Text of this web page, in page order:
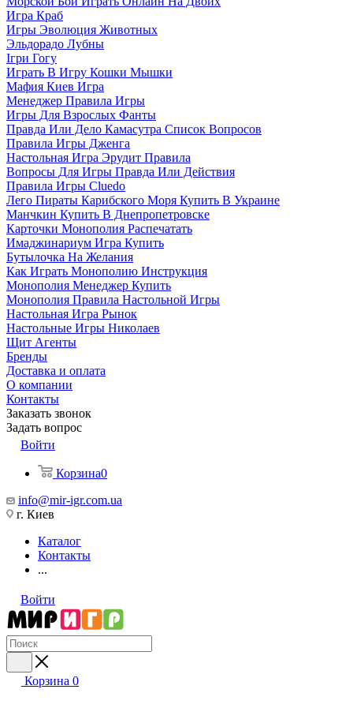
Игра Краб
Игры Эволюция Животных
Эльдорадо Лубны
Ігри Гогу
Играть В Игру Кошки Мышки
Мафия Киев Игра
Менеджер Правила Игры
Игры Для Взрослых Фанты
Правда Или Дело Камасутра Список Вопросов
Правила Игры Дженга
Настольная Игра Эрудит Правила
Вопросы Для Игры Правда Или Действия
Правила Игры Cluedo
Лего Пираты Карибского Моря Купить В Украине
Манчкин Купить В Днепропетровске
Карточки Монополия Распечатать
Имаджинариум Игра Купить
Бутылочка На Желания
Как Играть Монополию Инструкция
Монополия Менеджер Купить
Монополия Правила Настольной Игры
Настольная Игра Рынок
Настольные Игры Николаев
Щит Агенты
Бренды
Доставка и оплата
О компании
Контакты
Заказать звонок
Задать вопрос
Войти
Корзина0
info@mir-igr.com.ua
г. Киев
Каталог
Контакты
...
Войти
Корзина 0